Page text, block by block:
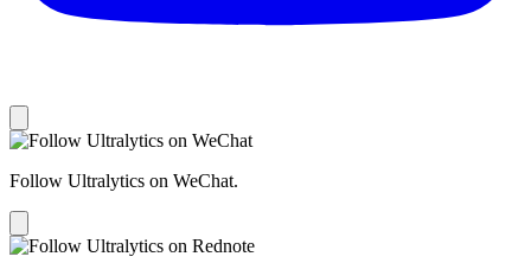
Follow Ultralytics on WeChat.